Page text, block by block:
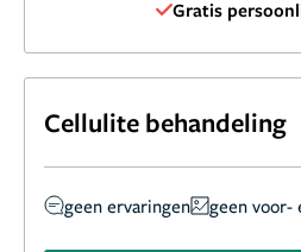
Gratis
Cellulite behandeling
geen ervaringen geen voor-